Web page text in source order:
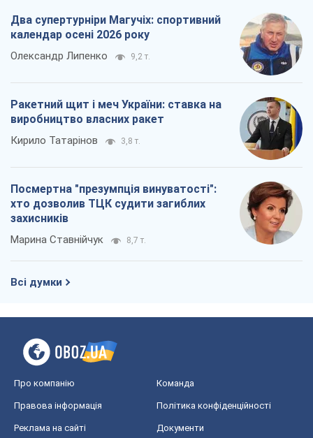
Два супертурніри Магучіх: спортивний
календар осені 2026 року
Олександр Липенко 9,2 т.
Ракетний щит і меч України: ставка на
виробництво власних ракет
Кирило Татарінов 3,8 т.
Посмертна "презумпція винуватості":
хто дозволив ТЦК судити загиблих
захисників
Марина Ставнійчук 8,7 т.
Всі думки
Про компанію Команда
Правова інформація Політика конфіденційності
Реклама на сайті Документи